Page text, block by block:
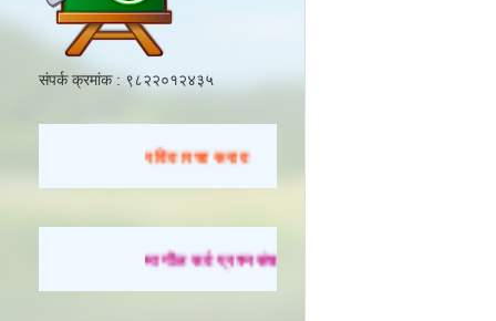
संपर्क क्रमांक : ९८२२०१२४३५
रविवारचा सराव
मागील सर्व प्रश्नसंच सोडवण्यासाठी येथे क्लिक करा.